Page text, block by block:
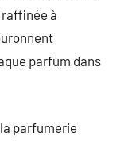
à
parfum dans
parfumerie